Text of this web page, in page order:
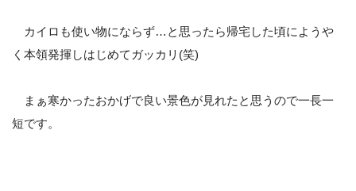
カイロも使い物にならず…と思ったら帰宅した頃にようや
く本領発揮しはじめてガッカリ(笑)
まぁ寒かったおかげで良い景色が見れたと思うので一長一
短です。